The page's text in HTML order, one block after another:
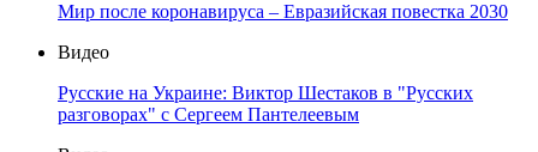
Мир после коронавируса – Евразийская повестка 2030
Видео
Русские на Украине: Виктор Шестаков в "Русских
разговорах" с Сергеем Пантелеевым